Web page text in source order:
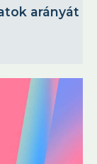
arányát